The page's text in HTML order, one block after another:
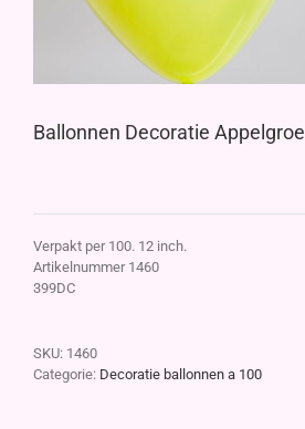
Ballonnen Decoratie
Verpakt per 100. 12 inch.
Artikelnummer 1460
399DC
SKU: 1460
Categorie: Decoratie ballonnen a 100